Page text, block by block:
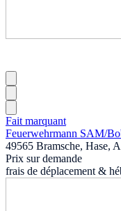
Fait marquant
Feuerwehrmann SAM/
49565 Bramsche, Hase,
Prix sur demande
frais de déplacement &